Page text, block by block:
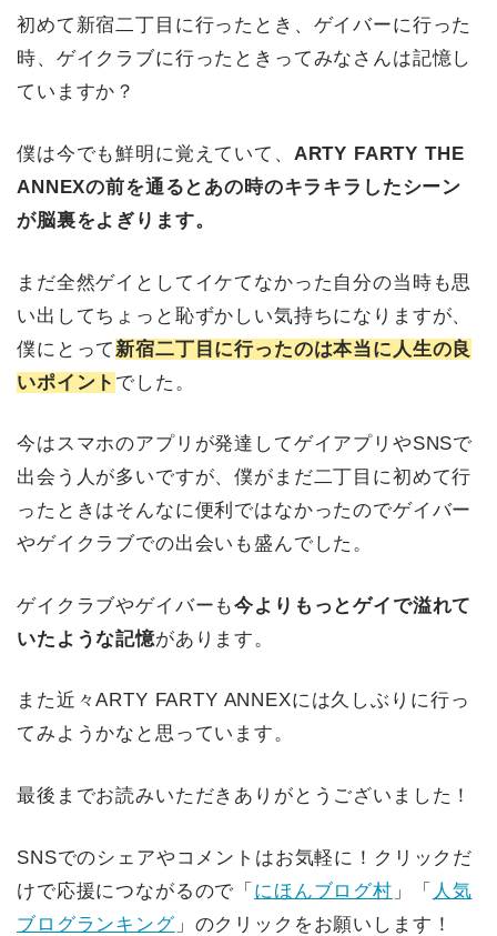
初めて新宿二丁目に行ったとき、ゲイバーに行った
時、ゲイクラブに行ったときってみなさんは記憶し
ていますか？
僕は今でも鮮明に覚えていて、 ARTY FARTY THE
ANNEXの前を通るとあの時のキラキラしたシーン
が脳裏をよぎります。
まだ全然ゲイとしてイケてなかった自分の当時も思
い出してちょっと恥ずかしい気持ちになりますが、
僕にとって 新宿二丁目に行ったのは本当に人生の良
いポイント でした。
今はスマホのアプリが発達してゲイアプリやSNSで
出会う人が多いですが、僕がまだ二丁目に初めて行
ったときはそんなに便利ではなかったのでゲイバー
やゲイクラブでの出会いも盛んでした。
ゲイクラブやゲイバーも今よりもっとゲイで溢れて
いたような記憶があります。
また近々ARTY FARTY ANNEXには久しぶりに行っ
てみようかなと思っています。
最後までお読みいただきありがとうございました！
SNSでのシェアやコメントはお気軽に！クリックだ
けで応援につながるので「 にほんブログ村 」「 人気
ブログランキング」のクリックをお願いします！